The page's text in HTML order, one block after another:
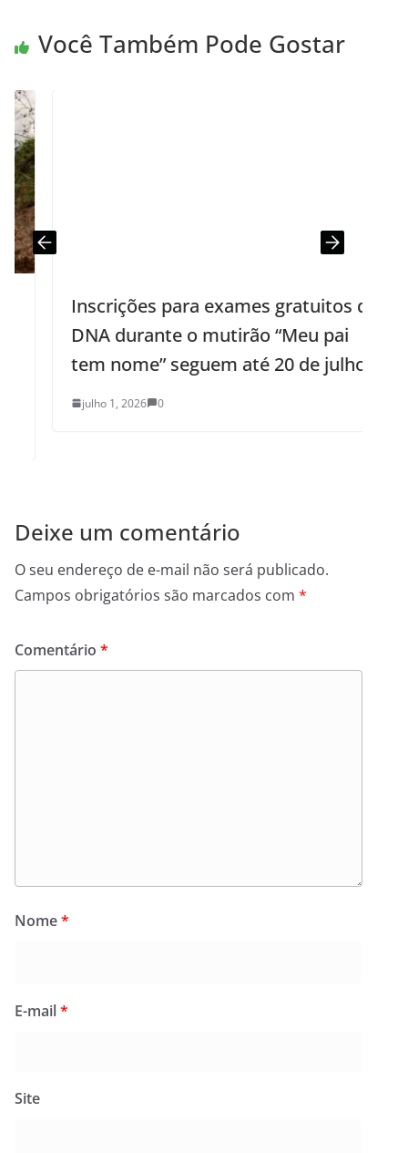
Você Também Pode Gostar
Inscrições para exames gratuitos de
DNA durante o mutirão “Meu pai
tem nome” seguem até 20 de julho
julho 1, 2026 0
Deixe um comentário
O seu endereço de e-mail não será publicado.
Campos obrigatórios são marcados com *
Comentário *
Nome*
E-mail*
Site